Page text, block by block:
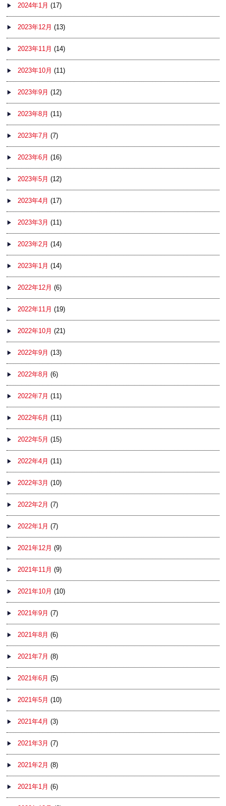
2024年1月 (17)
2023年12月 (13)
2023年11月 (14)
2023年10月 (11)
2023年9月 (12)
2023年8月 (11)
2023年7月 (7)
2023年6月 (16)
2023年5月 (12)
2023年4月 (17)
2023年3月 (11)
2023年2月 (14)
2023年1月 (14)
2022年12月 (6)
2022年11月 (19)
2022年10月 (21)
2022年9月 (13)
2022年8月 (6)
2022年7月 (11)
2022年6月 (11)
2022年5月 (15)
2022年4月 (11)
2022年3月 (10)
2022年2月 (7)
2022年1月 (7)
2021年12月 (9)
2021年11月 (9)
2021年10月 (10)
2021年9月 (7)
2021年8月 (6)
2021年7月 (8)
2021年6月 (5)
2021年5月 (10)
2021年4月 (3)
2021年3月 (7)
2021年2月 (8)
2021年1月 (6)